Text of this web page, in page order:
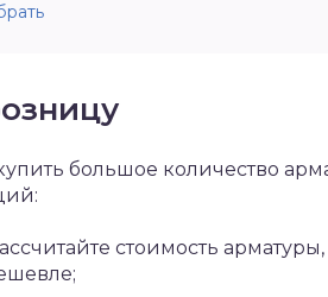
большое количество
стоимость